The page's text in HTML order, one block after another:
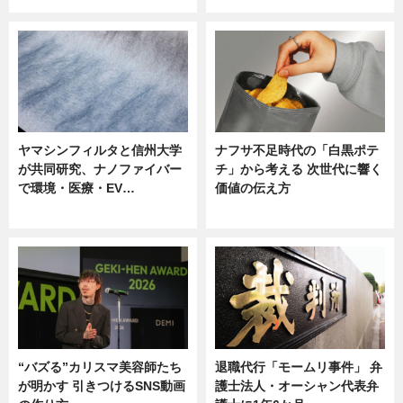
ヤマシンフィルタと信州大学
が共同研究、ナノファイバー
で環境・医療・EV…
ナフサ不足時代の「白黒ポテ
チ」から考える 次世代に響く
価値の伝え方
“バズる”カリスマ美容師たち
が明かす 引きつけるSNS動画
退職代行「モームリ事件」 弁
護士法人・オーシャン代表弁